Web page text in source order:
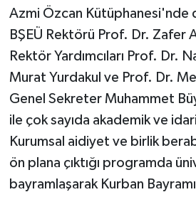
Azmi Özcan Kütüphanesi'nde
BŞEÜ Rektörü Prof. Dr. Zafer
Rektör Yardımcıları Prof. Dr.
Murat Yurdakul ve Prof. Dr.
Genel Sekreter Muhammet
ile çok sayıda akademik ve
Kurumsal aidiyet ve birlik
ön plana çıktığı programda
bayramlaşarak Kurban
GÜNDEM
Güvenlik
İNSAN
İş Dünyası